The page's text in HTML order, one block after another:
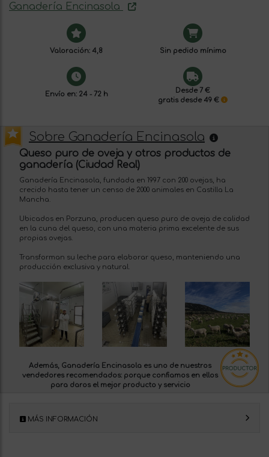
Ganadería Encinasola
Valoración: 4,8 Sin pedido mínimo
Envío en: 24 - 72 h
Desde 7 €
gratis desde 49 €
Sobre Ganadería Encinasola
Queso puro de oveja y otros productos de
ganadería (Ciudad Real)
Ganadería Encinasola, fundada en 1997 con 200 ovejas, ha
crecido hasta tener un censo de 2000 animales en Castilla La
Mancha.
Ubicados en Porzuna, producen queso puro de oveja de calidad
en la cuna del queso, con una materia prima excelente de sus
propias ovejas.
Transforman su leche para elaborar queso, manteniendo una
producción exclusiva y natural.
Además, Ganadería Encinasola es uno de nuestros
vendedores recomendados: porque confiamos en ellos
para daros el mejor producto y servicio
MÁS INFORMACIÓN